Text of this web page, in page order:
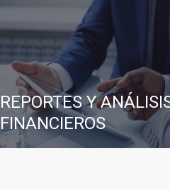
REPORTES Y
FINANCIEROS